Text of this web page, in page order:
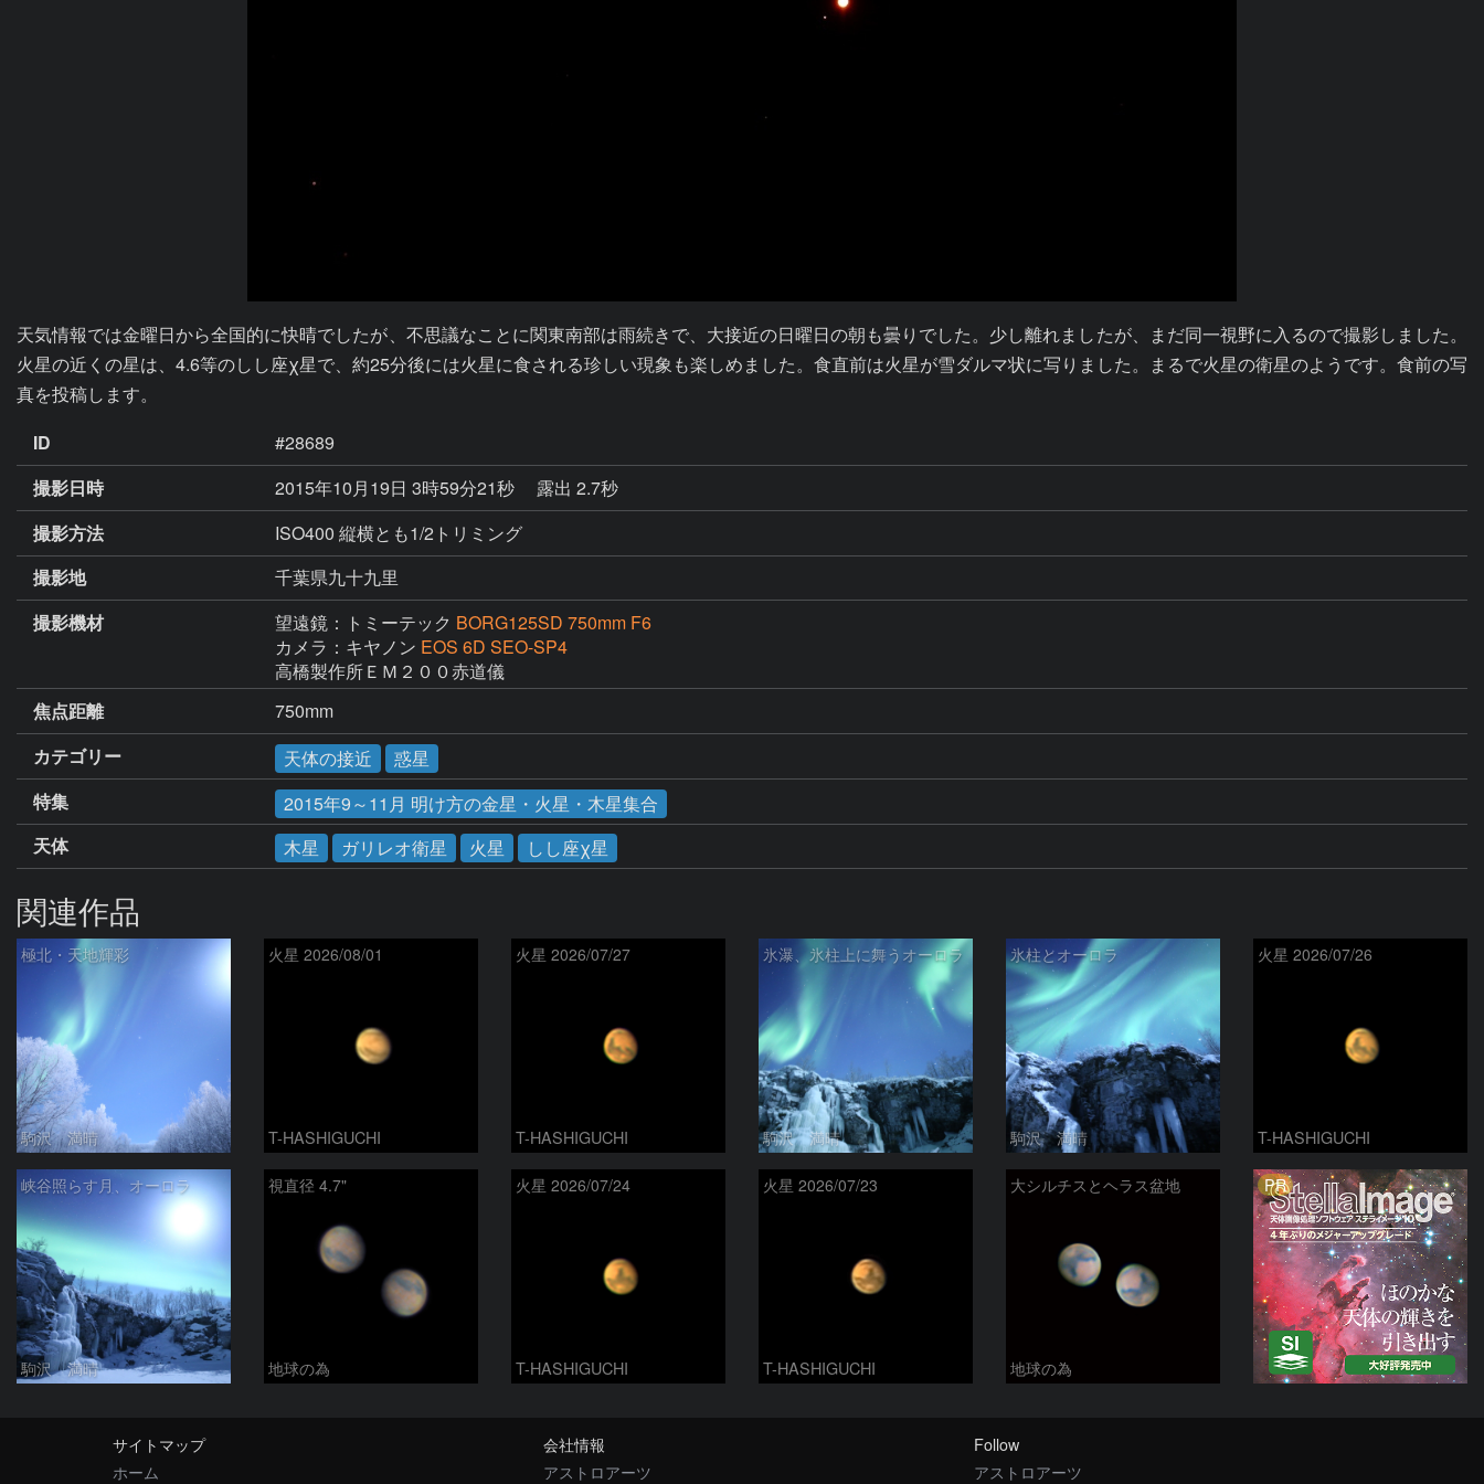
天気情報では金曜日から全国的に快晴でしたが、不思議なことに関東南部は雨続きで、大接近の日曜日の朝も曇りでした。少し離れましたが、まだ同一視野に入るので撮影しました。
火星の近くの星は、4.6等のしし座χ星で、約25分後には火星に食される珍しい現象も楽しめました。食直前は火星が雪ダルマ状に写りました。まるで火星の衛星のようです。食前の写
真を投稿します。
ID
#28689
撮影日時
2015年10月19日 3時59分21秒
露出 2.7秒
撮影方法
ISO400 縦横とも1/2トリミング
撮影地
千葉県九十九里
撮影機材
望遠鏡：トミーテック BORG125SD 750mm F6
カメラ：キヤノン EOS 6D SEO-SP4
高橋製作所ＥＭ２００赤道儀
焦点距離
750mm
カテゴリー
天体の接近
惑星
特集
2015年9～11月 明け方の金星・火星・木星集合
天体
木星 ガリレオ衛星 火星 しし座χ星
関連作品
極北・天地輝彩
駒沢 満晴
火星 2026/08/01
T-HASHIGUCHI
火星 2026/07/27
T-HASHIGUCHI
氷瀑、氷柱上に舞うオーロラ
駒沢 満晴
氷柱とオーロラ
駒沢 満晴
火星 2026/07/26
T-HASHIGUCHI
峡谷照らす月、オーロラ
駒沢 満晴
視直径 4.7"
地球の為
火星 2026/07/24
T-HASHIGUCHI
火星 2026/07/23
T-HASHIGUCHI
大シルチスとヘラス盆地
地球の為
PR
サイトマップ
ホーム
会社情報
アストロアーツ
Follow
アストロアーツ